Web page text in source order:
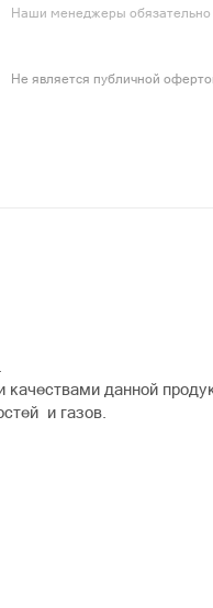
Наши менеджеры обязательно
Не является публичной
данной
и газов.